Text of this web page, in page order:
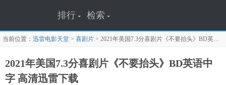
排行 检索
当前位置： 迅雷电影天堂 > 喜剧片 > 2021年美国7.3分喜剧片《不要抬头》BD英语中字
2021年美国7.3分喜剧片《不要抬头》BD英语中
字 高清迅雷下载